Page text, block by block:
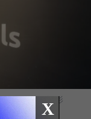
圖／ 王郁倫攝影
X